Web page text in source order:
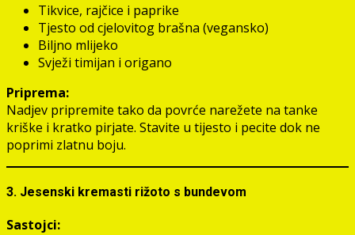
Tikvice, rajčice i paprike
Tjesto od cjelovitog brašna (vegansko)
Biljno mlijeko
Svježi timijan i origano
Priprema:
Nadjev pripremite tako da povrće narežete na tanke
kriške i kratko pirjate. Stavite u tijesto i pecite dok ne
poprimi zlatnu boju.
3. Jesenski kremasti rižoto s bundevom
Sastojci: